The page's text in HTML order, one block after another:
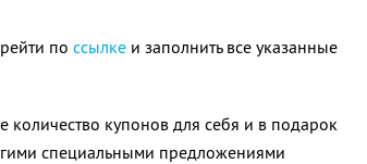
по ссылке и заполнить все указанные
купонов для себя и в подарок
специальными предложениями